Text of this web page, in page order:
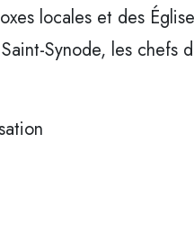
locales et des
Synode, les chefs